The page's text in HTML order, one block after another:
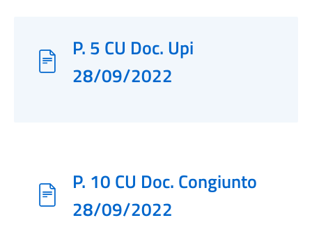
P. 5 CU Doc. Upi
28/09/2022
P. 10 CU Doc. Congiunto
28/09/2022